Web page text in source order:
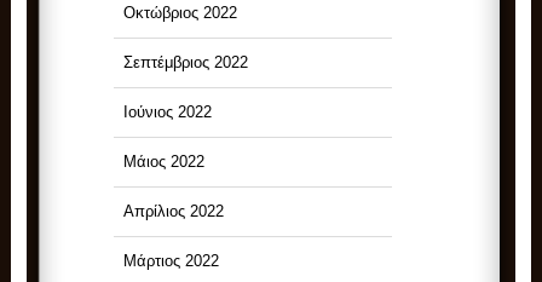
Οκτώβριος 2022
Σεπτέμβριος 2022
Ιούνιος 2022
Μάιος 2022
Απρίλιος 2022
Μάρτιος 2022